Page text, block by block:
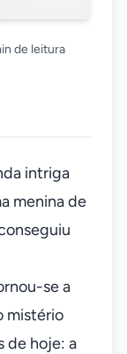
de leitura
intriga
menina de
se a
mistério
de hoje: a